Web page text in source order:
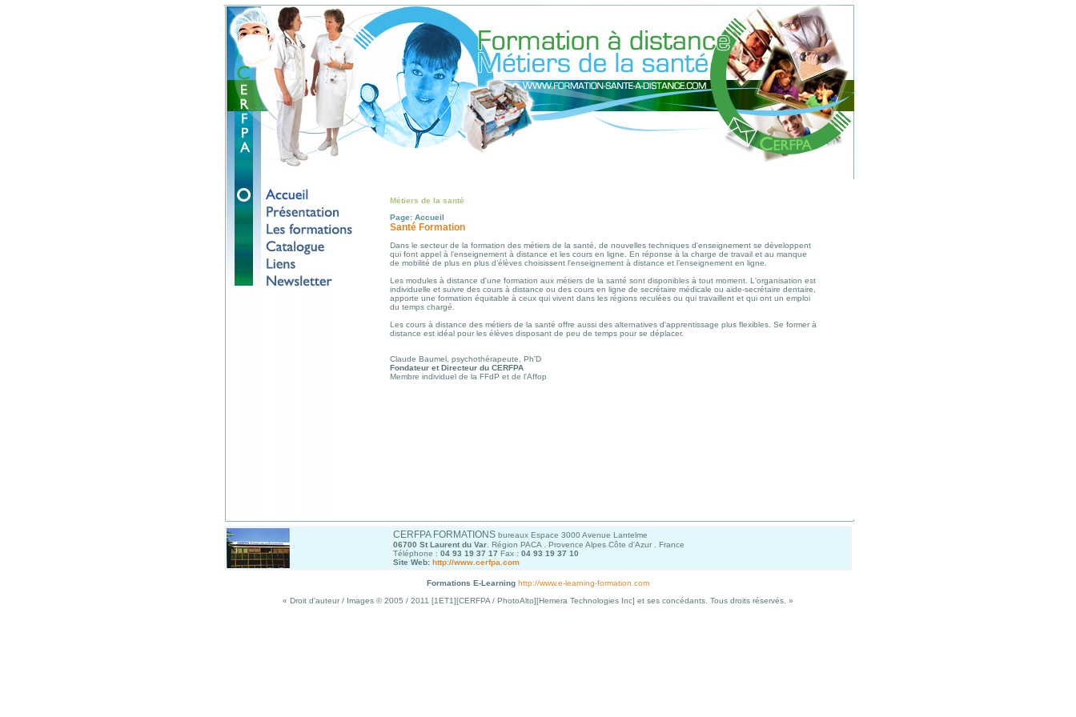
Métiers de la santé
Page: Accueil
Santé Formation
Dans le secteur de la formation des métiers de la santé, de nouvelles techniques d'enseignement se développent
qui font appel à l’enseignement à distance et les cours en ligne. En réponse à la charge de travail et au manque
de mobilité de plus en plus d’élèves choisissent l'enseignement à distance et l’enseignement en ligne.
Les modules à distance d'une formation aux métiers de la santé sont disponibles à tout moment. L'organisation est
individuelle et suivre des cours à distance ou des cours en ligne de secrétaire médicale ou aide-secrétaire dentaire,
apporte une formation équitable à ceux qui vivent dans les régions reculées ou qui travaillent et qui ont un emploi
du temps chargé.
Les cours à distance des métiers de la santé offre aussi des alternatives d'apprentissage plus flexibles. Se former à
distance est idéal pour les élèves disposant de peu de temps pour se déplacer.
Claude Baumel, psychothérapeute, Ph'D
Fondateur et Directeur du CERFPA
Membre individuel de la FFdP et de l'Affop
CERFPA FORMATIONS bureaux Espace 3000 Avenue Lantelme
06700 St Laurent du Var . Région PACA . Provence Alpes Côte d'Azur . France
Téléphone : 04 93 19 37 17 Fax : 04 93 19 37 10
Site Web: http://www.cerfpa.com
Formations E-Learning http://www.e-learning-formation.com
« Droit d'auteur / Images © 2005 / 2011 [1ET1][CERFPA / PhotoAlto][Hemera Technologies Inc] et ses concédants. Tous droits réservés. »